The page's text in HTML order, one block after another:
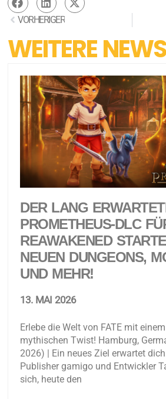
VORHERIGER
WEITERE NEWS
DER LANG
PROMETHEUS-DLC
REAWAKENED
NEUEN DUNGEONS,
UND MEHR!
13. MAI 2026
Erlebe die Welt von FATE mit
mythischen Twist! Hamburg,
2026) | Ein neues Ziel erwartet
Publisher gamigo und Entwickler
sich, heute den